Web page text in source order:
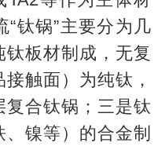
钛锅”主要分为几
板材制成，无复
触面）为纯钛，
复合钛锅；三是钛
镍等）的合金制